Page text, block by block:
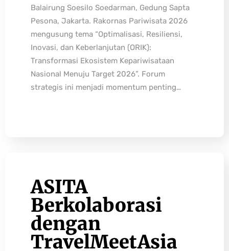
Balairung Soesilo Soedarman, Gedung Sapta
Pesona, Jakarta. Rakornas Pariwisata 2026
mengusung tema “Optimalisasi, Resiliensi,
Inovasi, dan Keberlanjutan (ORIK):
Transformasi Ekosistem Kepariwisataan
Nasional Menuju Target 2026”. Forum
strategis ini menjadi momentum penting…
ASITA
Berkolaborasi
dengan
TravelMeetAsia